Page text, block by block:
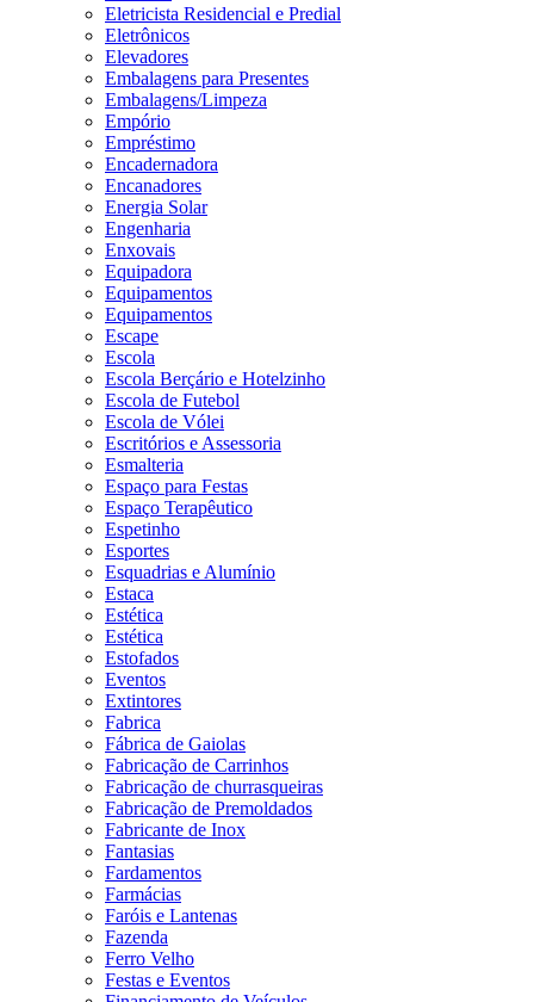
Eletricista Residencial e Predial
Eletrônicos
Elevadores
Embalagens para Presentes
Embalagens/Limpeza
Empório
Empréstimo
Encadernadora
Encanadores
Energia Solar
Engenharia
Enxovais
Equipadora
Equipamentos
Equipamentos
Escape
Escola
Escola Berçário e Hotelzinho
Escola de Futebol
Escola de Vólei
Escritórios e Assessoria
Esmalteria
Espaço para Festas
Espaço Terapêutico
Espetinho
Esportes
Esquadrias e Alumínio
Estaca
Estética
Estética
Estofados
Eventos
Extintores
Fabrica
Fábrica de Gaiolas
Fabricação de Carrinhos
Fabricação de churrasqueiras
Fabricação de Premoldados
Fabricante de Inox
Fantasias
Fardamentos
Farmácias
Faróis e Lantenas
Fazenda
Ferro Velho
Festas e Eventos